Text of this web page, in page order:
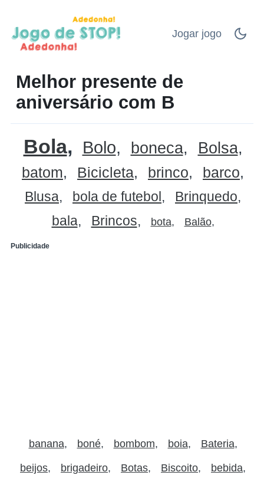
Jogar jogo
Melhor presente de
aniversário com B
Bola Bolo boneca Bolsa
batom Bicicleta brinco barco
Blusa bola de futebol
Brinquedo
bala
Brincos bota Balão
Publicidade
banana boné bombom boia Bateria
beijos brigadeiro Botas Biscoito bebida